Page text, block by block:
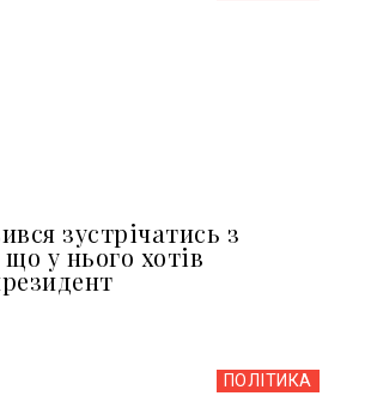
зустрічатись з
у нього хотів
ПОЛІТИКА